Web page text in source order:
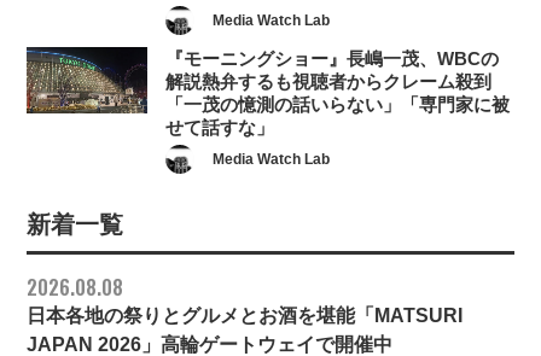
Media Watch Lab
『モーニングショー』長嶋一茂、WBCの
解説熱弁するも視聴者からクレーム殺到
「一茂の憶測の話いらない」「専門家に被
せて話すな」
Media Watch Lab
新着一覧
2026.08.08
日本各地の祭りとグルメとお酒を堪能「MATSURI
JAPAN 2026」高輪ゲートウェイで開催中